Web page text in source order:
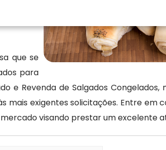
que se
para
e Revenda de Salgados Congelados,
mais exigentes solicitações. Entre em
visando prestar um excelente